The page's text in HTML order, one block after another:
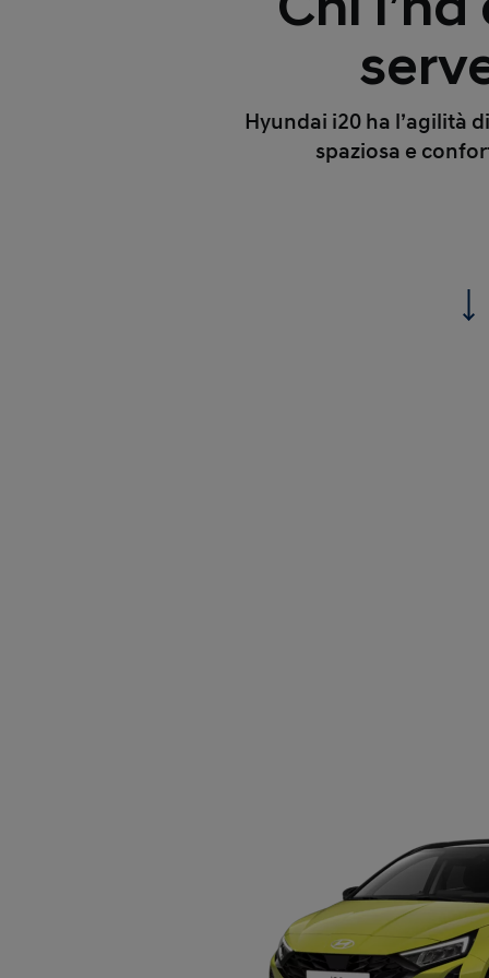
Hyundai i20 ha l’agilità
spaziosa e